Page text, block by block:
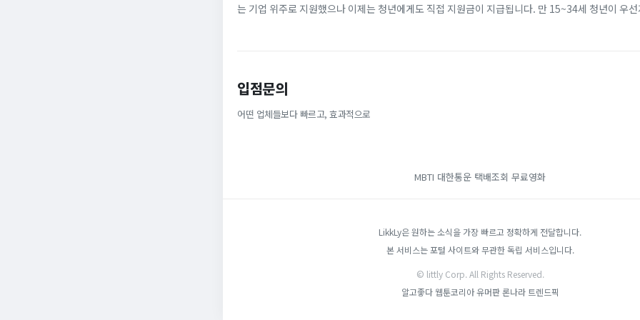
는 기업 위주로 지원했으나 이제는 청년에게도 직접 지원금이 지급됩니다. 만 15~34세 청년이 우
입점문의
어떤 업체들보다 빠르고, 효과적으로
MBTI 대한통운 택배조회 무료영화
LikkLy은 원하는 소식을 가장 빠르고 정확하게 전달합니다.
본 서비스는 포털 사이트와 무관한 독립 서비스입니다.
© littly Corp. All Rights Reserved.
알고좋다 웹툰코리아 유머판 론나라 트렌드픽